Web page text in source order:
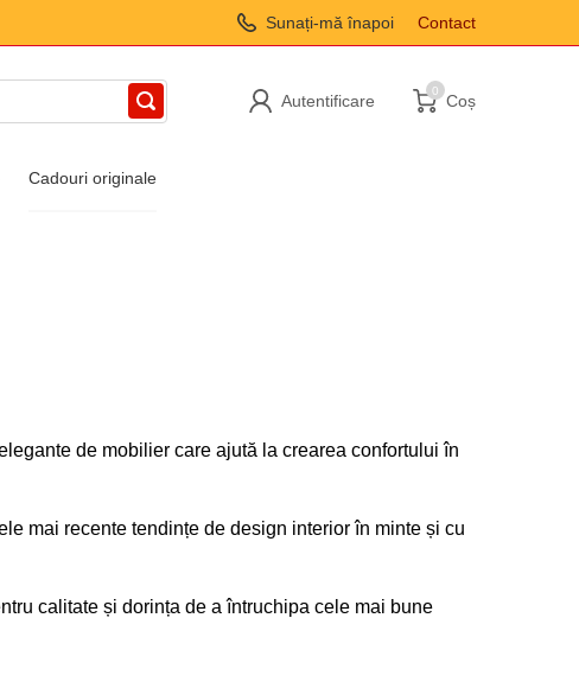
Sunați-mă înapoi Contact
Autentificare
0
Coș
Cadouri originale
de mobilier care ajută la crearea confortului în
mai recente tendințe de design interior în minte și cu
calitate și dorința de a întruchipa cele mai bune